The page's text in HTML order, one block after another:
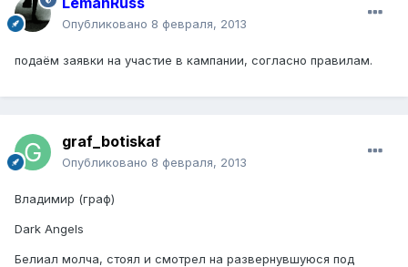
Опубликовано 8 февраля, 2013
подаём заявки на участие в кампании, согласно правилам.
graf_botiskaf
Опубликовано 8 февраля, 2013
Владимир (граф)
Dark Angels
Белиал молча, стоял и смотрел на развернувшуюся под